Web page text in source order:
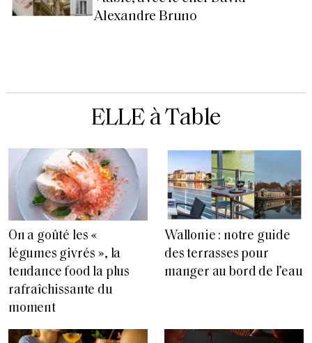
Alexandre Bruno
ELLE à Table
On a goûté les «
légumes givrés », la
tendance food la plus
rafraîchissante du
moment
Wallonie : notre guide
des terrasses pour
manger au bord de l’eau